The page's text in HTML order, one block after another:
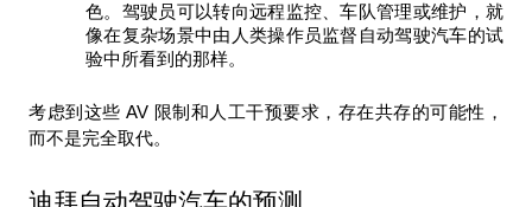
色。驾驶员可以转向远程监控、车队管理或维护，就
像在复杂场景中由人类操作员监督自动驾驶汽车的试
验中所看到的那样。
考虑到这些 AV 限制和人工干预要求，存在共存的可能性，
而不是完全取代。